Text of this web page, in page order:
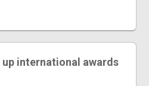
international awards